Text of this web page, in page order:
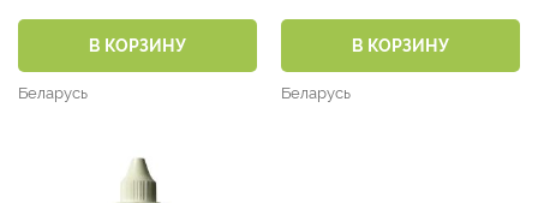
В КОРЗИНУ
Беларусь
В КОРЗИНУ
Беларусь